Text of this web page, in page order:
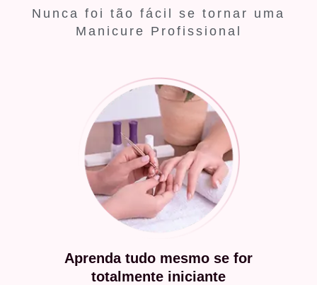
Nunca foi tão fácil se tornar uma
Manicure Profissional
Aprenda tudo mesmo se for
totalmente iniciante